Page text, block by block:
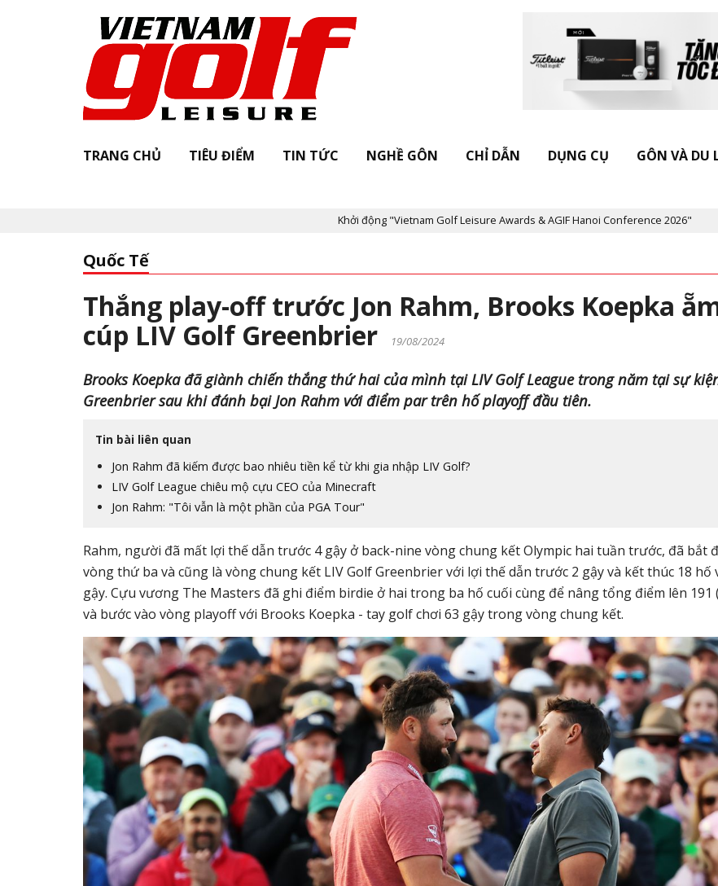
TRANG CHỦ TIÊU ĐIỂM TIN TỨC NGHỀ GÔN CHỈ DẪN DỤNG CỤ GÔN VÀ DU
Khởi động "Vietnam Golf Leisure Awards & AGIF Hanoi Conference 2026" Kỷ niệm
Quốc Tế
Thắng play-off trước Jon Rahm, Brooks Koepka
cúp LIV Golf Greenbrier
19/08/2024
Brooks Koepka đã giành chiến thắng thứ hai của mình tại LIV Golf League trong năm tại sự
Greenbrier sau khi đánh bại Jon Rahm với điểm par trên hố playoff đầu tiên.
Tin bài liên quan
Jon Rahm đã kiếm được bao nhiêu tiền kể từ khi gia nhập LIV Golf?
LIV Golf League chiêu mộ cựu CEO của Minecraft
Jon Rahm: "Tôi vẫn là một phần của PGA Tour"
Rahm, người đã mất lợi thế dẫn trước 4 gậy ở back-nine vòng chung kết Olympic hai tuần trước, đã bắt
vòng thứ ba và cũng là vòng chung kết LIV Golf Greenbrier với lợi thế dẫn trước 2 gậy và kết thúc 18 hố
gậy. Cựu vương The Masters đã ghi điểm birdie ở hai trong ba hố cuối cùng để nâng tổng điểm lên 191
và bước vào vòng playoff với Brooks Koepka - tay golf chơi 63 gậy trong vòng chung kết.